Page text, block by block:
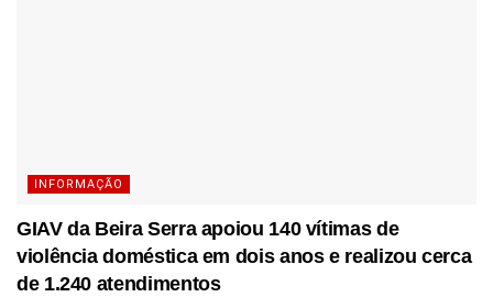
INFORMAÇÃO
GIAV da Beira Serra apoiou 140 vítimas de
violência doméstica em dois anos e realizou cerca
de 1.240 atendimentos